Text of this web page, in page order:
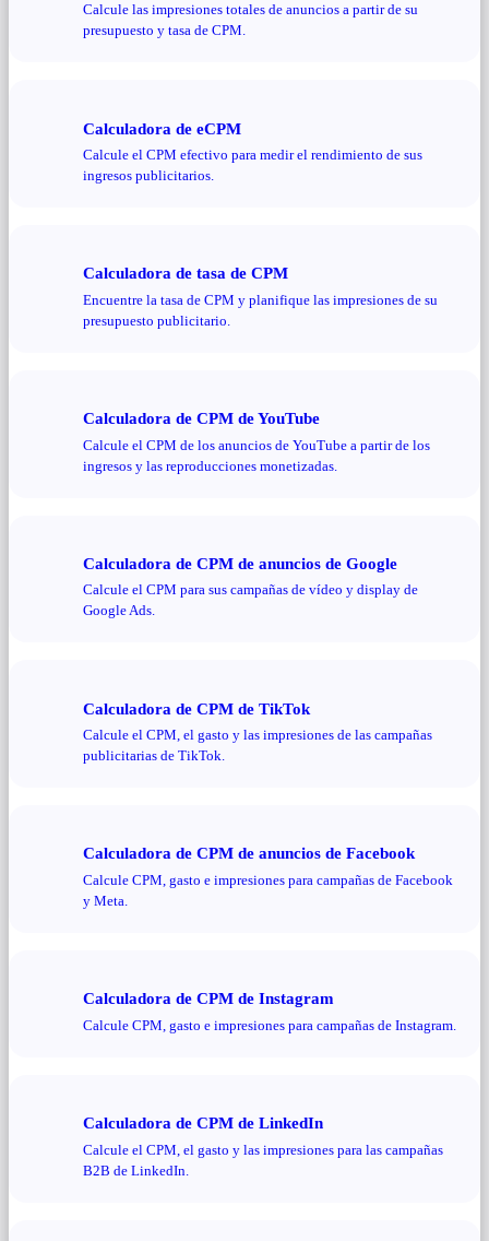
Calcule las impresiones totales de anuncios a partir de su
presupuesto y tasa de CPM.
Calculadora de eCPM
Calcule el CPM efectivo para medir el rendimiento de sus
ingresos publicitarios.
Calculadora de tasa de CPM
Encuentre la tasa de CPM y planifique las impresiones de su
presupuesto publicitario.
Calculadora de CPM de YouTube
Calcule el CPM de los anuncios de YouTube a partir de los
ingresos y las reproducciones monetizadas.
Calculadora de CPM de anuncios de Google
Calcule el CPM para sus campañas de vídeo y display de
Google Ads.
Calculadora de CPM de TikTok
Calcule el CPM, el gasto y las impresiones de las campañas
publicitarias de TikTok.
Calculadora de CPM de anuncios de Facebook
Calcule CPM, gasto e impresiones para campañas de Facebook
y Meta.
Calculadora de CPM de Instagram
Calcule CPM, gasto e impresiones para campañas de Instagram.
Calculadora de CPM de LinkedIn
Calcule el CPM, el gasto y las impresiones para las campañas
B2B de LinkedIn.